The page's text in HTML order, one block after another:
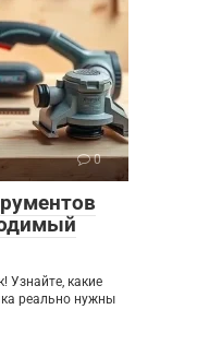
0
Узнайте, какие
реально нужны